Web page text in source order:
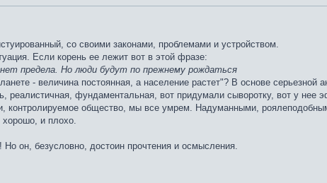
со своими законами, проблемами и устройством.
Если корень ее лежит вот в этой фразе:
предела. Но люди будут по прежнему рождаться
- величина постоянная, а население растет"? В основе серьезной
реалистичная, фундаментальная, вот придумали сыворотку, вот у
контролируемое общество, мы все умрем. Надуманными,
хорошо, и плохо.
Но он, безусловно, достоин прочтения и осмысления.